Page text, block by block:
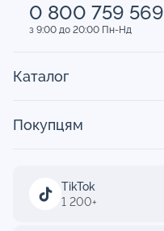
0 800 759 569
з 9:00 до 20:00 Пн-Нд
TikTok
1 200+
Каталог
Покупцям